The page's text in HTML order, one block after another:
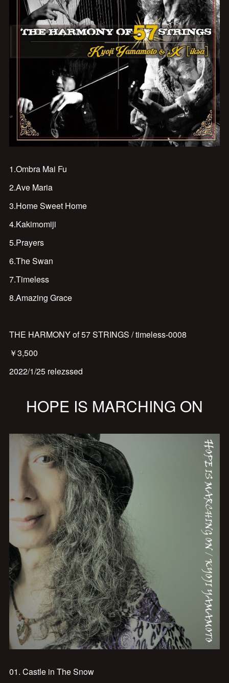
1.Ombra Mai Fu
2.Ave Maria
3.Home Sweet Home
4.Kakimomiji
5.Prayers
6.The Swan
7.Timeless
8.Amazing Grace
THE HARMONY of 57 STRINGS / timeless-0008
￥3,500
2022/1/25 relezssed
HOPE IS MARCHING ON
01. Castle in The Snow